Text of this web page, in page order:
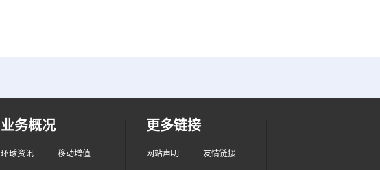
业务概况
环球资讯 移动增值
更多链接
网站声明 友情链接